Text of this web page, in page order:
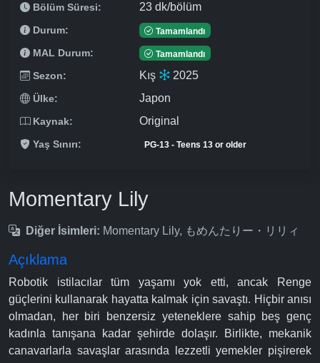
Bölüm Süresi: 23 dk/bölüm
Durum: Tamamlandı
MAL Durum: Tamamlandı
Sezon: Kış 2025
Ülke: Japon
Kaynak: Original
Yaş Sınırı: PG-13 - Teens 13 or older
Momentary Lily
Diğer İsimleri: Momentary Lily, もめんたりー・リリィ
Açıklama
Robotik istilacılar tüm yaşamı yok etti, ancak Renge
güçlerini kullanarak hayatta kalmak için savaştı. Hiçbir anısı
olmadan, her biri benzersiz yeteneklere sahip beş genç
kadınla tanışana kadar şehirde dolaşır. Birlikte, mekanik
canavarlarla savaşlar arasında lezzetli yemekler pişirerek